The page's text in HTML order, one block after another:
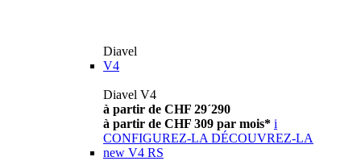
Diavel
V4
Diavel V4
à partir de CHF 29´290
à partir de CHF 309 par mois* i
CONFIGUREZ-LA DÉCOUVREZ-LA
new V4 RS